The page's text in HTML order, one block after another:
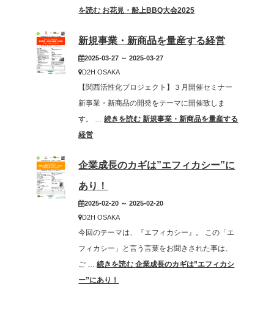
を読む お花見・船上BBQ大会2025
新規事業・新商品を量産する経営
2025-03-27 ～ 2025-03-27
D2H OSAKA
【関西活性化プロジェクト】３月開催セミナー
新事業・新商品の開発をテーマに開催致しま
す。 …続きを読む新規事業・新商品を量産する
経営
企業成長のカギは”エフィカシー”に
あり！
2025-02-20 ～ 2025-02-20
D2H OSAKA
今回のテーマは、『エフィカシー』。 この「エ
フィカシー」と言う言葉をお聞きされた事は、
ご …続きを読む企業成長のカギは”エフィカシ
ー”にあり！